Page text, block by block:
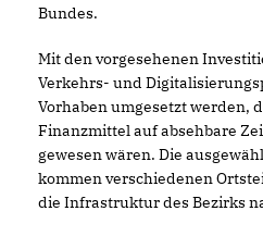
Bundes.
Mit den vorgesehenen
Verkehrs- und
Vorhaben umgesetzt werden,
Finanzmittel auf absehbare
gewesen wären. Die
kommen verschiedenen
die Infrastruktur des Bezirks